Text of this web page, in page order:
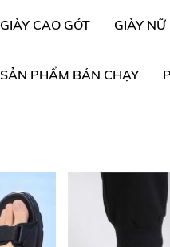
GIÀY CAO GÓT GIÀY NỮ
SẢN PHẨM BÁN CHẠY